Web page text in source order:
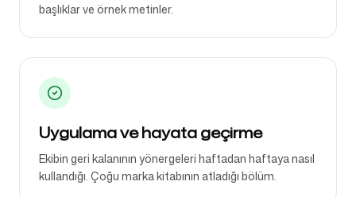
başlıklar ve örnek metinler.
Uygulama ve hayata geçirme
Ekibin geri kalanının yönergeleri haftadan haftaya nasıl
kullandığı. Çoğu marka kitabının atladığı bölüm.